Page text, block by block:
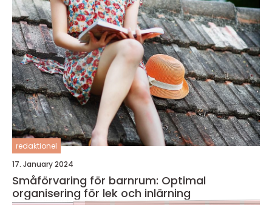
redaktionel
17. January 2024
Småförvaring för barnrum: Optimal
organisering för lek och inlärning